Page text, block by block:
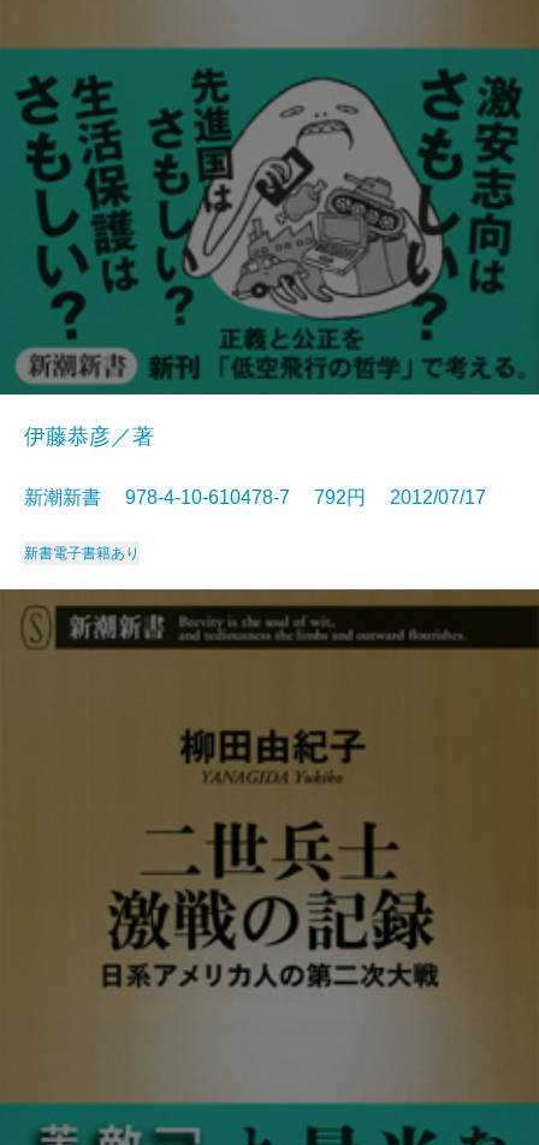
伊藤恭彦／著
新潮新書 978-4-10-610478-7 792円 2012/07/17
新書電子書籍あり